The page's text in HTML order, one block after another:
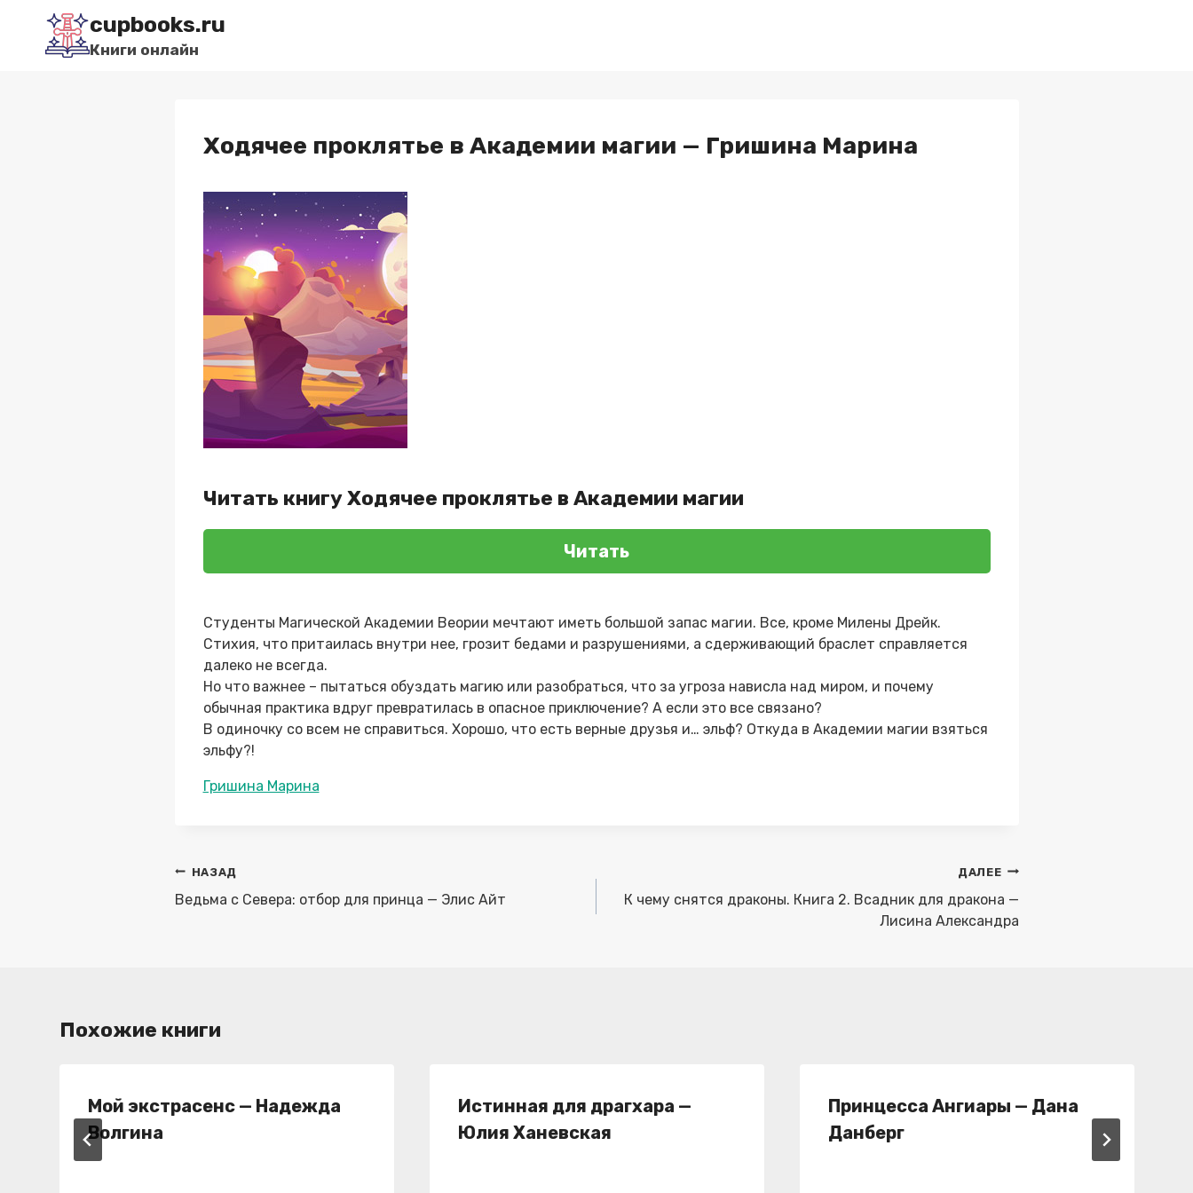
Перейти
содержимому
cupbooks.ru
Книги онлайн
Ходячее проклятье в Академии магии — Гришина Марина
Читать книгу Ходячее проклятье в Академии магии
Читать
Студенты Магической Академии Веории мечтают иметь большой запас магии. Все, кроме Милены Дрейк.
Стихия, что притаилась внутри нее, грозит бедами и разрушениями, а сдерживающий браслет справляется
далеко не всегда.
Но что важнее – пытаться обуздать магию или разобраться, что за угроза нависла над миром, и почему
обычная практика вдруг превратилась в опасное приключение? А если это все связано?
В одиночку со всем не справиться. Хорошо, что есть верные друзья и… эльф? Откуда в Академии магии взяться
эльфу?!
Метки
Гришина Марина
Навигация
по
НАЗАД
Ведьма с Севера: отбор для принца — Элис Айт
ДАЛЕЕ
К чему снятся драконы. Книга 2. Всадник для дракона —
Лисина Александра
Похожие книги
Мой экстрасенс — Надежда
Волгина
Истинная для драгхара —
Юлия Ханевская
Принцесса Ангиары — Дана
Данберг